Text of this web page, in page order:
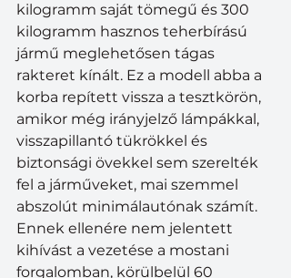
kilogramm saját tömegű és 300
kilogramm hasznos teherbírású
jármű meglehetősen tágas
rakteret kínált. Ez a modell abba a
korba repített vissza a tesztkörön,
amikor még irányjelző lámpákkal,
visszapillantó tükrökkel és
biztonsági övekkel sem szerelték
fel a járműveket, mai szemmel
abszolút minimálautónak számít.
Ennek ellenére nem jelentett
kihívást a vezetése a mostani
forgalomban, körülbelül 60